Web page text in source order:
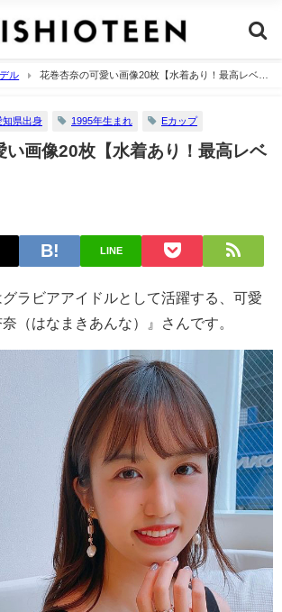
ル
花巻杏奈の可愛い画像20枚【水着あり！最高レベル
知県出身 1995年生まれ Eカップ
い画像20枚【水着あり！最高レベ
LINE
ラビアアイドルとして活躍する、可愛
（はなまきあんな）』さんです。